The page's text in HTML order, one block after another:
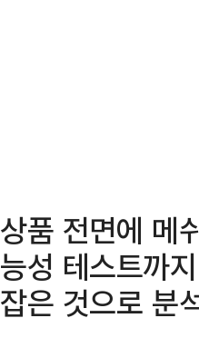
상품 전면에 메
능성 테스트까
잡은 것으로 분